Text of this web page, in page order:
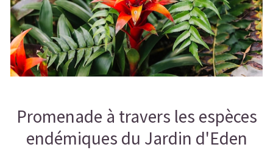
Promenade à travers les espèces
endémiques du Jardin d'Eden